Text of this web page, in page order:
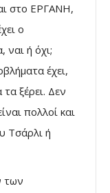
στο ΕΡΓΑΝΗ,
ο
ή όχι;
έχει,
ξέρει. Δεν
πολλοί και
Τσάρλι ή
των